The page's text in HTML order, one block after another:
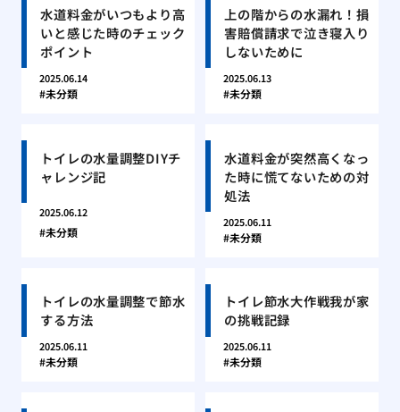
水道料金がいつもより高
いと感じた時のチェック
ポイント
2025.06.14
未分類
上の階からの水漏れ！損
害賠償請求で泣き寝入り
しないために
2025.06.13
未分類
トイレの水量調整DIYチ
ャレンジ記
2025.06.12
未分類
水道料金が突然高くなっ
た時に慌てないための対
処法
2025.06.11
未分類
トイレの水量調整で節水
する方法
2025.06.11
未分類
トイレ節水大作戦我が家
の挑戦記録
2025.06.11
未分類